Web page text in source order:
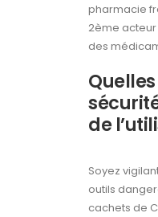
pharmacie
2ème
des
de
Soyez
outils
cachets de